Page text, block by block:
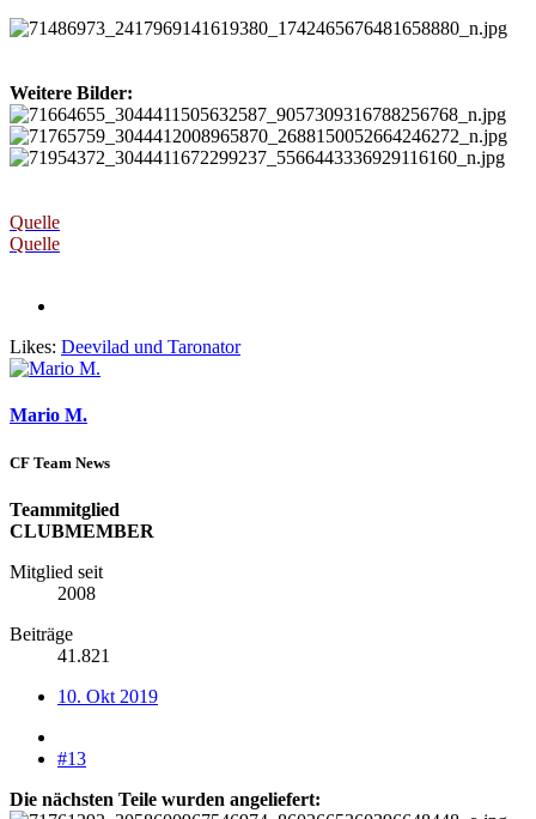
Weitere Bilder:
Quelle
Quelle
Likes: Deevilad und Taronator
Mario M.
CF Team News
Teammitglied
CLUBMEMBER
Mitglied seit
2008
Beiträge
41.821
10. Okt 2019
#13
Die nächsten Teile wurden angeliefert: